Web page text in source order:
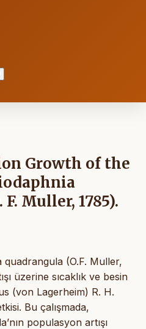
Growth of the
Muller, 1785).
(O.F. Muller,
üzerine sıcaklık ve besin
(von Lagerheim) R. H.
Bu çalışmada,
populasyon artışı